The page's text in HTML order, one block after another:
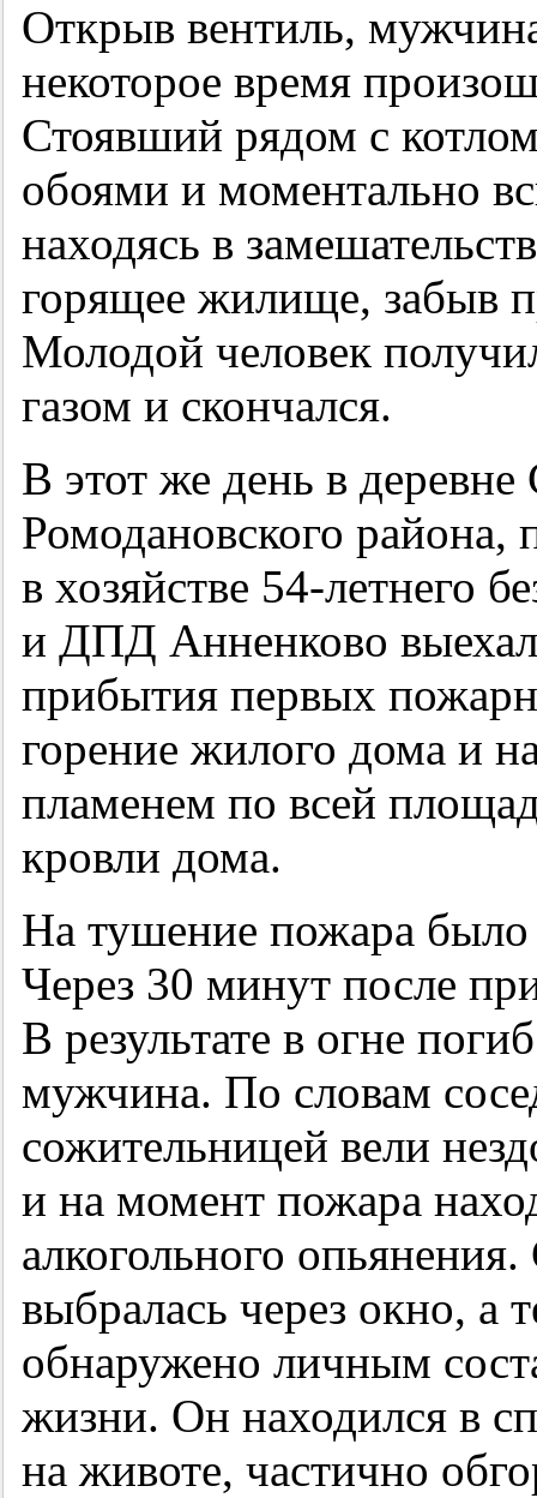
Открыв вентиль,
некоторое время
Стоявший рядом с
обоями и моментально
находясь в
горящее жилище, забыв
Молодой человек
газом и скончался.
В этот же день в
Ромодановского района,
в хозяйстве 54-летнего
и ДПД Анненково
прибытия первых
горение жилого дома и
пламенем по всей
кровли дома.
На тушение пожара было
Через 30 минут после
В результате в огне
мужчина. По словам
сожительницей вели
и на момент пожара
алкогольного
выбралась через окно,
обнаружено личным
жизни. Он находился в
на животе, частично